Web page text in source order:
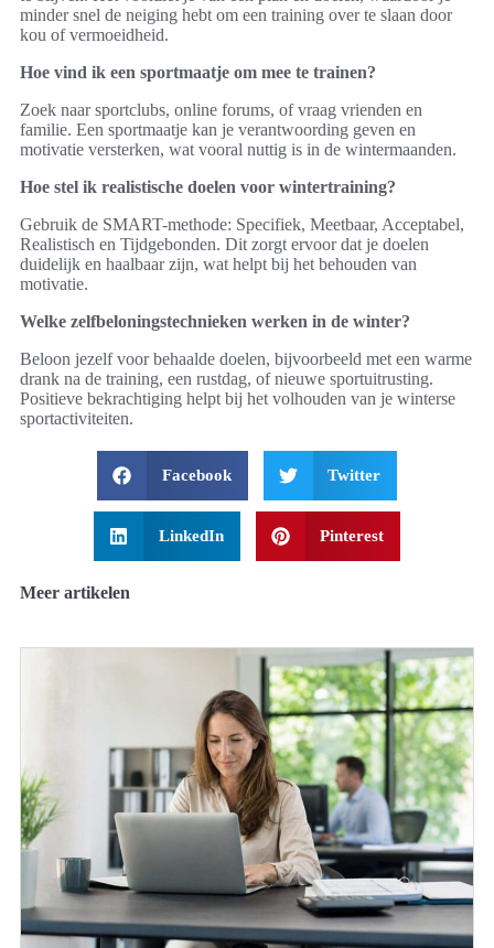
minder snel de neiging hebt om een training over te slaan door
kou of vermoeidheid.
Hoe vind ik een sportmaatje om mee te trainen?
Zoek naar sportclubs, online forums, of vraag vrienden en
familie. Een sportmaatje kan je verantwoording geven en
motivatie versterken, wat vooral nuttig is in de wintermaanden.
Hoe stel ik realistische doelen voor wintertraining?
Gebruik de SMART-methode: Specifiek, Meetbaar, Acceptabel,
Realistisch en Tijdgebonden. Dit zorgt ervoor dat je doelen
duidelijk en haalbaar zijn, wat helpt bij het behouden van
motivatie.
Welke zelfbeloningstechnieken werken in de winter?
Beloon jezelf voor behaalde doelen, bijvoorbeeld met een warme
drank na de training, een rustdag, of nieuwe sportuitrusting.
Positieve bekrachtiging helpt bij het volhouden van je winterse
sportactiviteiten.
Facebook Twitter
LinkedIn Pinterest
Meer artikelen